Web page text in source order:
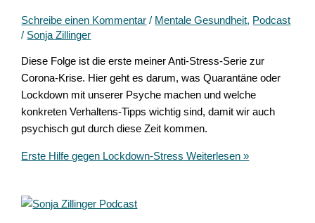
Schreibe einen Kommentar / Mentale Gesundheit, Podcast
/ Sonja Zillinger
Diese Folge ist die erste meiner Anti-Stress-Serie zur
Corona-Krise. Hier geht es darum, was Quarantäne oder
Lockdown mit unserer Psyche machen und welche
konkreten Verhaltens-Tipps wichtig sind, damit wir auch
psychisch gut durch diese Zeit kommen.
Erste Hilfe gegen Lockdown-Stress Weiterlesen »